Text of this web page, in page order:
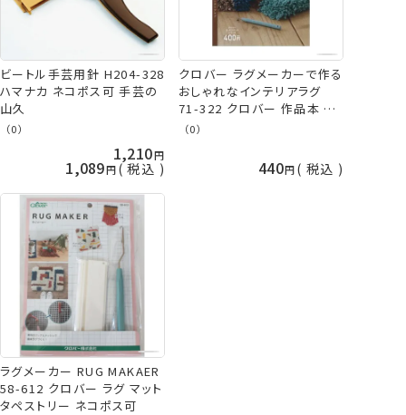
ビートル手芸用針 H204-328
ハマナカ ネコポス可 手芸の
山久
（0）
1,210
1,089 税込
クロバー ラグメーカーで作る
おしゃれなインテリアラグ
71-322 クロバー 作品本 ネ
コポス可 クロバー 手芸の山
（0）
440 税込
ラグメーカー RUG MAKAER
58-612 クロバー ラグ マット
タペストリー ネコポス可